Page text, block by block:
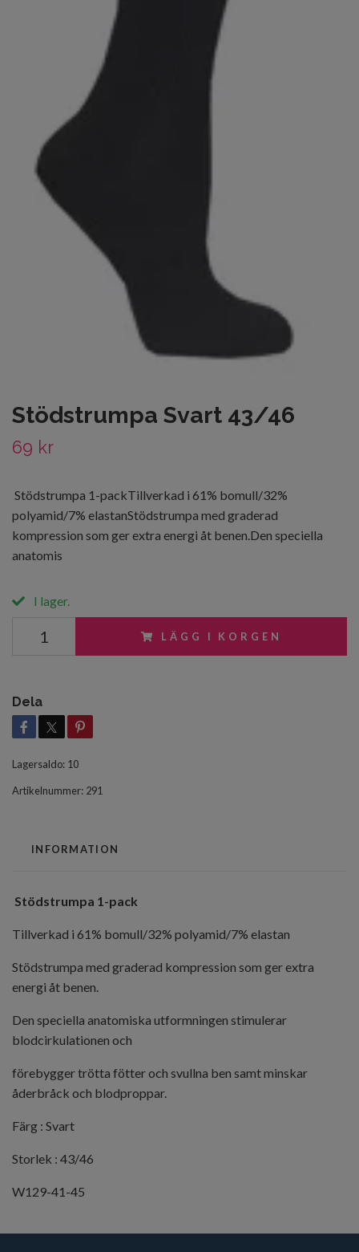
Stödstrumpa Svart 43/46
69 kr
Stödstrumpa 1-packTillverkad i 61% bomull/32%
polyamid/7% elastanStödstrumpa med graderad
kompression som ger extra energi åt benen.Den speciella
anatomis
I lager.
LÄGG I KORGEN
Dela
Lagersaldo: 10
Artikelnummer: 291
INFORMATION
Stödstrumpa 1-pack
Tillverkad i 61% bomull/32% polyamid/7% elastan
Stödstrumpa med graderad kompression som ger extra
energi åt benen.
Den speciella anatomiska utformningen stimulerar
blodcirkulationen och
förebygger trötta fötter och svullna ben samt minskar
åderbråck och blodproppar.
Färg : Svart
Storlek : 43/46
W129-41-45